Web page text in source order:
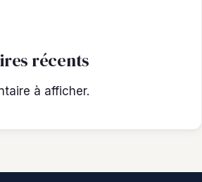
récents
à afficher.